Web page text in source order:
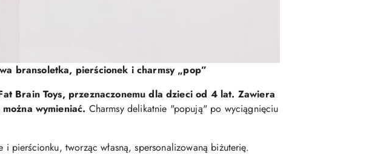
bransoletka, pierścionek i charmsy „pop”
Brain Toys, przeznaczonemu dla dzieci od 4 lat. Zawiera
wymieniać. Charmsy delikatnie "popują" po wyciągnięciu
pierścionku, tworząc własną, spersonalizowaną biżuterię.